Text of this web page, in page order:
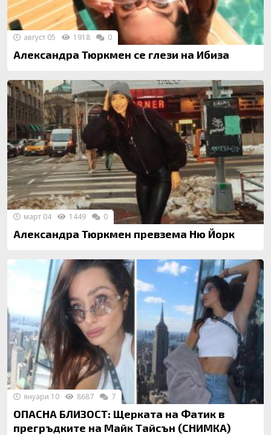
Александра Тюркмен се глези на Ибиза
август 05 1918 0
Александра Тюркмен превзема Ню Йорк
март 04 1449 0
ОПАСНА БЛИЗОСТ: Щерката на Фатик в
прегръдките на Майк Тайсън (СНИМКА)
януари 10 8687 7